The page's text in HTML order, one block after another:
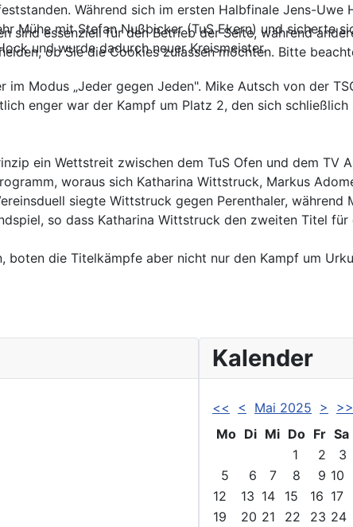
Während sich im ersten Halbfinale Jens-
Mühe mit Stefan Nußbicker (TuS Ekern) und sicherte
und wurde dadurch neuer Kreismeister.
Modus „Jeder gegen Jeden". Mike Autsch von der
enger war der Kampf um Platz 2, den sich
ein Wettstreit zwischen dem TuS Ofen und dem TV
woraus sich Katharina Wittstruck, Markus
siegte Wittstruck gegen Perenthaler,
so dass Katharina Wittstruck den zweiten Titel
boten die Titelkämpfe aber nicht nur den Kampf um
Kalender
<< < Mai 2025 >
>>
Mo Di Mi Do Fr Sa
1
2 3
5
6 7 8 9 10
12
13 14 15 16 17
19
20 21 22 23 24
sind essenziell für den Betrieb der Seite, während
ob Sie die Cookies zulassen möchten. Bitte